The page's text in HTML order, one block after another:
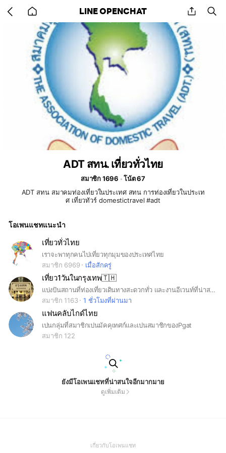
back
to
home
LINE OPENCHAT share
ADT สทน. เที่ยวทั่วไทย
สมาชิก 1696
โน้ต 67
ADT สทน สมาคมท่องเที่ยวในประเทศ สทน การท่องเที่ยวในประเท
ศ เที่ยวทัวร์ domestictravel #adt
โอเพนแชทแนะนำ
เที่ยวทั่วไทย
เราจะพาทุกคนไปเที่ยวทุกมุมของประเทศไทย
สมาชิก 6969
เมื่อสักครู่
เที่ยว1วันในกรุงเทพ🇹🇭
แบ่งปันสถานที่ท่องเที่ยวเดินทางสะดวกทั่ว และงานอีเวนท์ที่น่าสนใจ
สมาชิก 1163
1 ชั่วโมงที่ผ่านมา
แฟนคลับไกด์ไทย
เปนกลุ่มที่สมาชิกเปนมัคคุเทศก์และเปนสมาชิกของPgat
สมาชิก 122
ยังมีโอเพนแชทที่น่าสนใจอีกมากมาย
ดูเพิ่มเติม
เกี่ยวกับโอเพนแชท(Open